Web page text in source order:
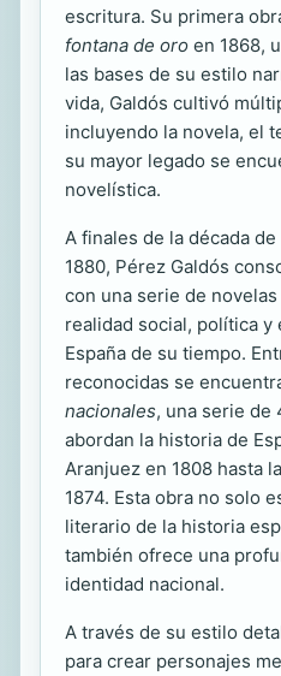
escritura. Su primera
fontana de oro en 1868,
las bases de su estilo
vida, Galdós cultivó
incluyendo la novela, el
su mayor legado se
novelística.
A finales de la década
1880, Pérez Galdós
con una serie de
realidad social, política y
España de su tiempo.
reconocidas se
nacionales, una serie de
abordan la historia de
Aranjuez en 1808 hasta
1874. Esta obra no solo
literario de la historia
también ofrece una
identidad nacional.
A través de su estilo
para crear personajes